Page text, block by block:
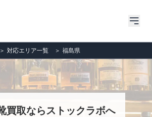
＞ 対応エリア一覧 ＞ 福島県
買取ならストックラボへ